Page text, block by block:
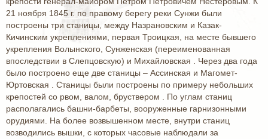
21 ноября 1845 г. по правому берегу реки Сунжи были
построены три станицы, между Назрановским и Казак-
Кичинским укреплениями, первая Троицкая, на месте бывшего
укрепления Волынского, Сунженская (переименованная
впоследствии в Слепцовскую) и Михайловская . Через два года
было построено еще две станицы – Ассинская и Магомет-
Юртовская . Станицы были построены по примеру небольших
крепостей со рвом, валом, бруствером . По углам станиц
располагались башни-барбеты, вооруженные гарнизонными
орудиями. На более возвышенном месте, внутри станиц
возводились вышки, с которых часовые наблюдали за